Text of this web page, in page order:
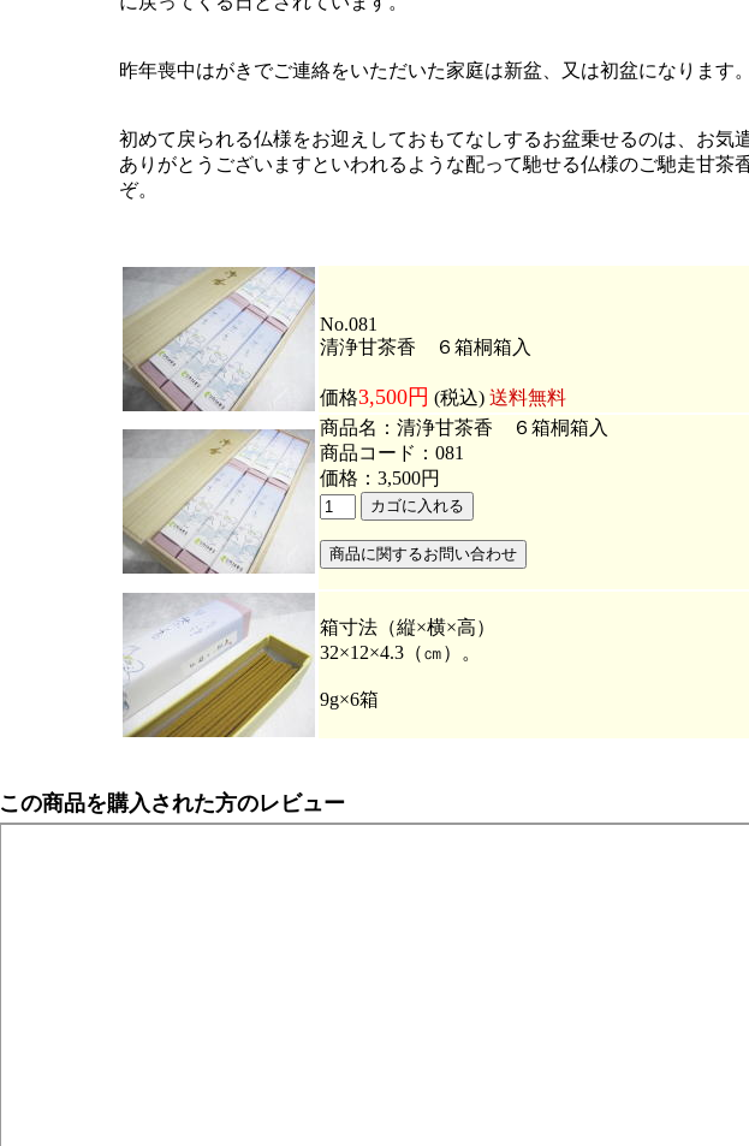
昨年喪中はがきでご連絡をいただいた家庭は新盆、又は初盆になります。
初めて戻られる仏様をお迎えしておもてなしするお盆乗せるのは、お気
ありがとうございますといわれるような配って馳せる仏様のご馳走甘茶
ぞ。
No.081
清浄甘茶香 ６箱桐箱入
価格3,500円 (税込) 送料無料
商品名：清浄甘茶香 ６箱桐箱入
商品コード：081
価格：3,500円
箱寸法（縦×横×高）
32×12×4.3 （㎝）。
9g×6箱
この商品を購入された方のレビュー